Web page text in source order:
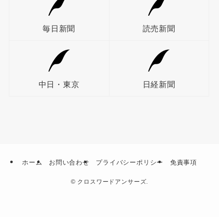
毎日新聞 読売新聞
中日・東京 日経新聞
ホーム お問い合わせ プライバシーポリシー 免責事項
© クロスワードアンサーズ.